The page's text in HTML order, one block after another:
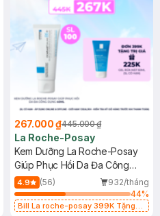
267.000 ₫445.000 ₫
La Roche-Posay
Kem Dưỡng La Roche-Posay
Giúp Phục Hồi Da Đa Công
Dụng 40ml
4.9 (56)
932/tháng
44%
Bill La roche-posay 399K Tặng